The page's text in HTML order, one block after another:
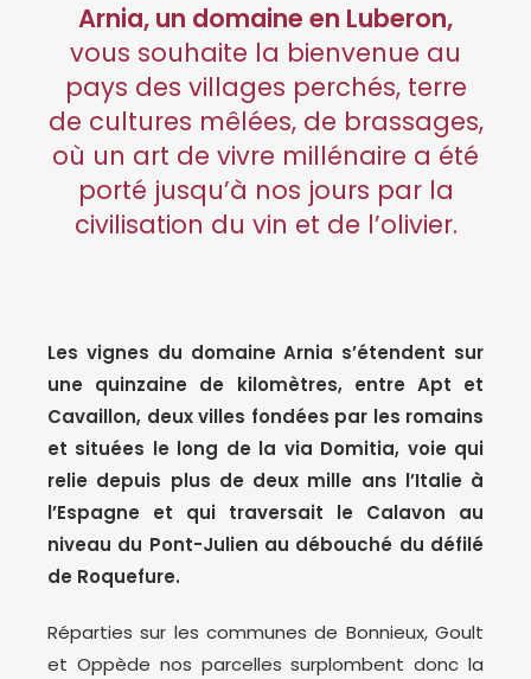
Arnia, un domaine en Luberon,
vous souhaite la bienvenue au
pays des villages perchés, terre
de cultures mêlées, de brassages,
où un art de vivre millénaire a été
porté jusqu’à nos jours par la
civilisation du vin et de l’olivier.
Les vignes du domaine Arnia s’étendent sur
une quinzaine de kilomètres, entre Apt et
Cavaillon, deux villes fondées par les romains
et situées le long de la via Domitia, voie qui
relie depuis plus de deux mille ans l’Italie à
l’Espagne et qui traversait le Calavon au
niveau du Pont-Julien au débouché du défilé
de Roquefure.
Réparties sur les communes de Bonnieux, Goult
et Oppède nos parcelles surplombent donc la